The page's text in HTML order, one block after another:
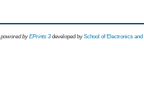
powored byEPrints 3 developed by School of Electronics